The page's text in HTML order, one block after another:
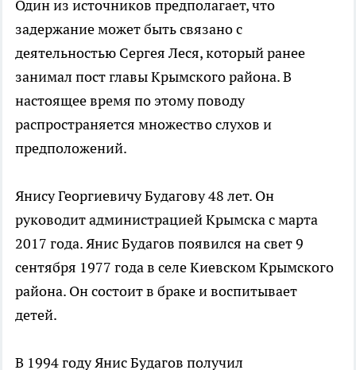
Один из источников предполагает, что
задержание может быть связано с
деятельностью Сергея Леся, который ранее
занимал пост главы Крымского района. В
настоящее время по этому поводу
распространяется множество слухов и
предположений.
Янису Георгиевичу Будагову 48 лет. Он
руководит администрацией Крымска с марта
2017 года. Янис Будагов появился на свет 9
сентября 1977 года в селе Киевском Крымского
района. Он состоит в браке и воспитывает
детей.
В 1994 году Янис Будагов получил